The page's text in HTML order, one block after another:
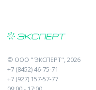
© ООО "'ЭКСПЕРТ", 2026
+7 (8452) 46-75-71
+7 (927) 157-57-77